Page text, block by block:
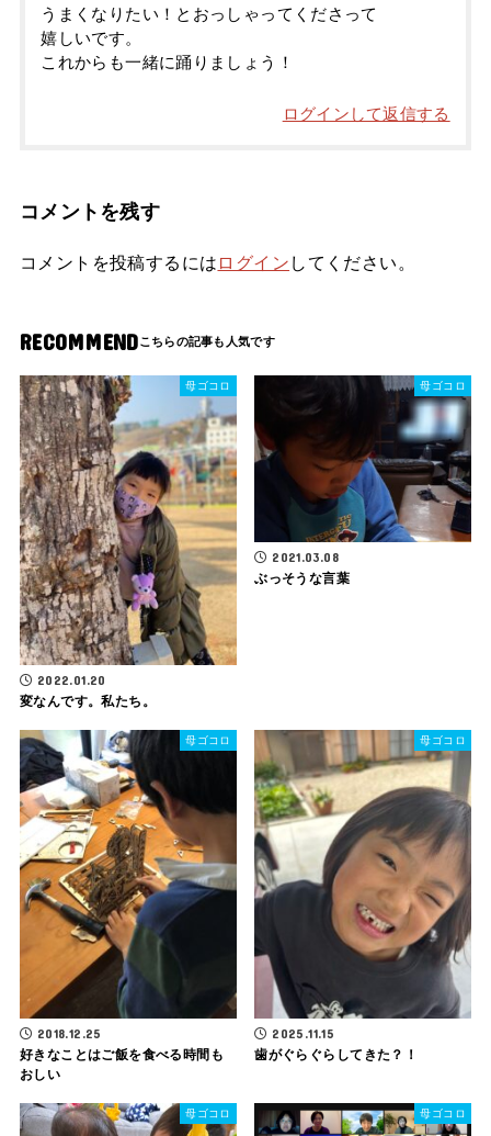
うまくなりたい！とおっしゃってくださって
嬉しいです。
これからも一緒に踊りましょう！
ログインして返信する
コメントを残す
コメントを投稿するには ログイン してください。
RECOMMEND
母ゴコロ
2022.01.20
変なんです。私たち。
母ゴコロ
2021.03.08
ぶっそうな言葉
母ゴコロ
2018.12.25
好きなことはご飯を食べる時間も
おしい
母ゴコロ
2025.11.15
歯がぐらぐらしてきた？！
母ゴコロ 母ゴコロ